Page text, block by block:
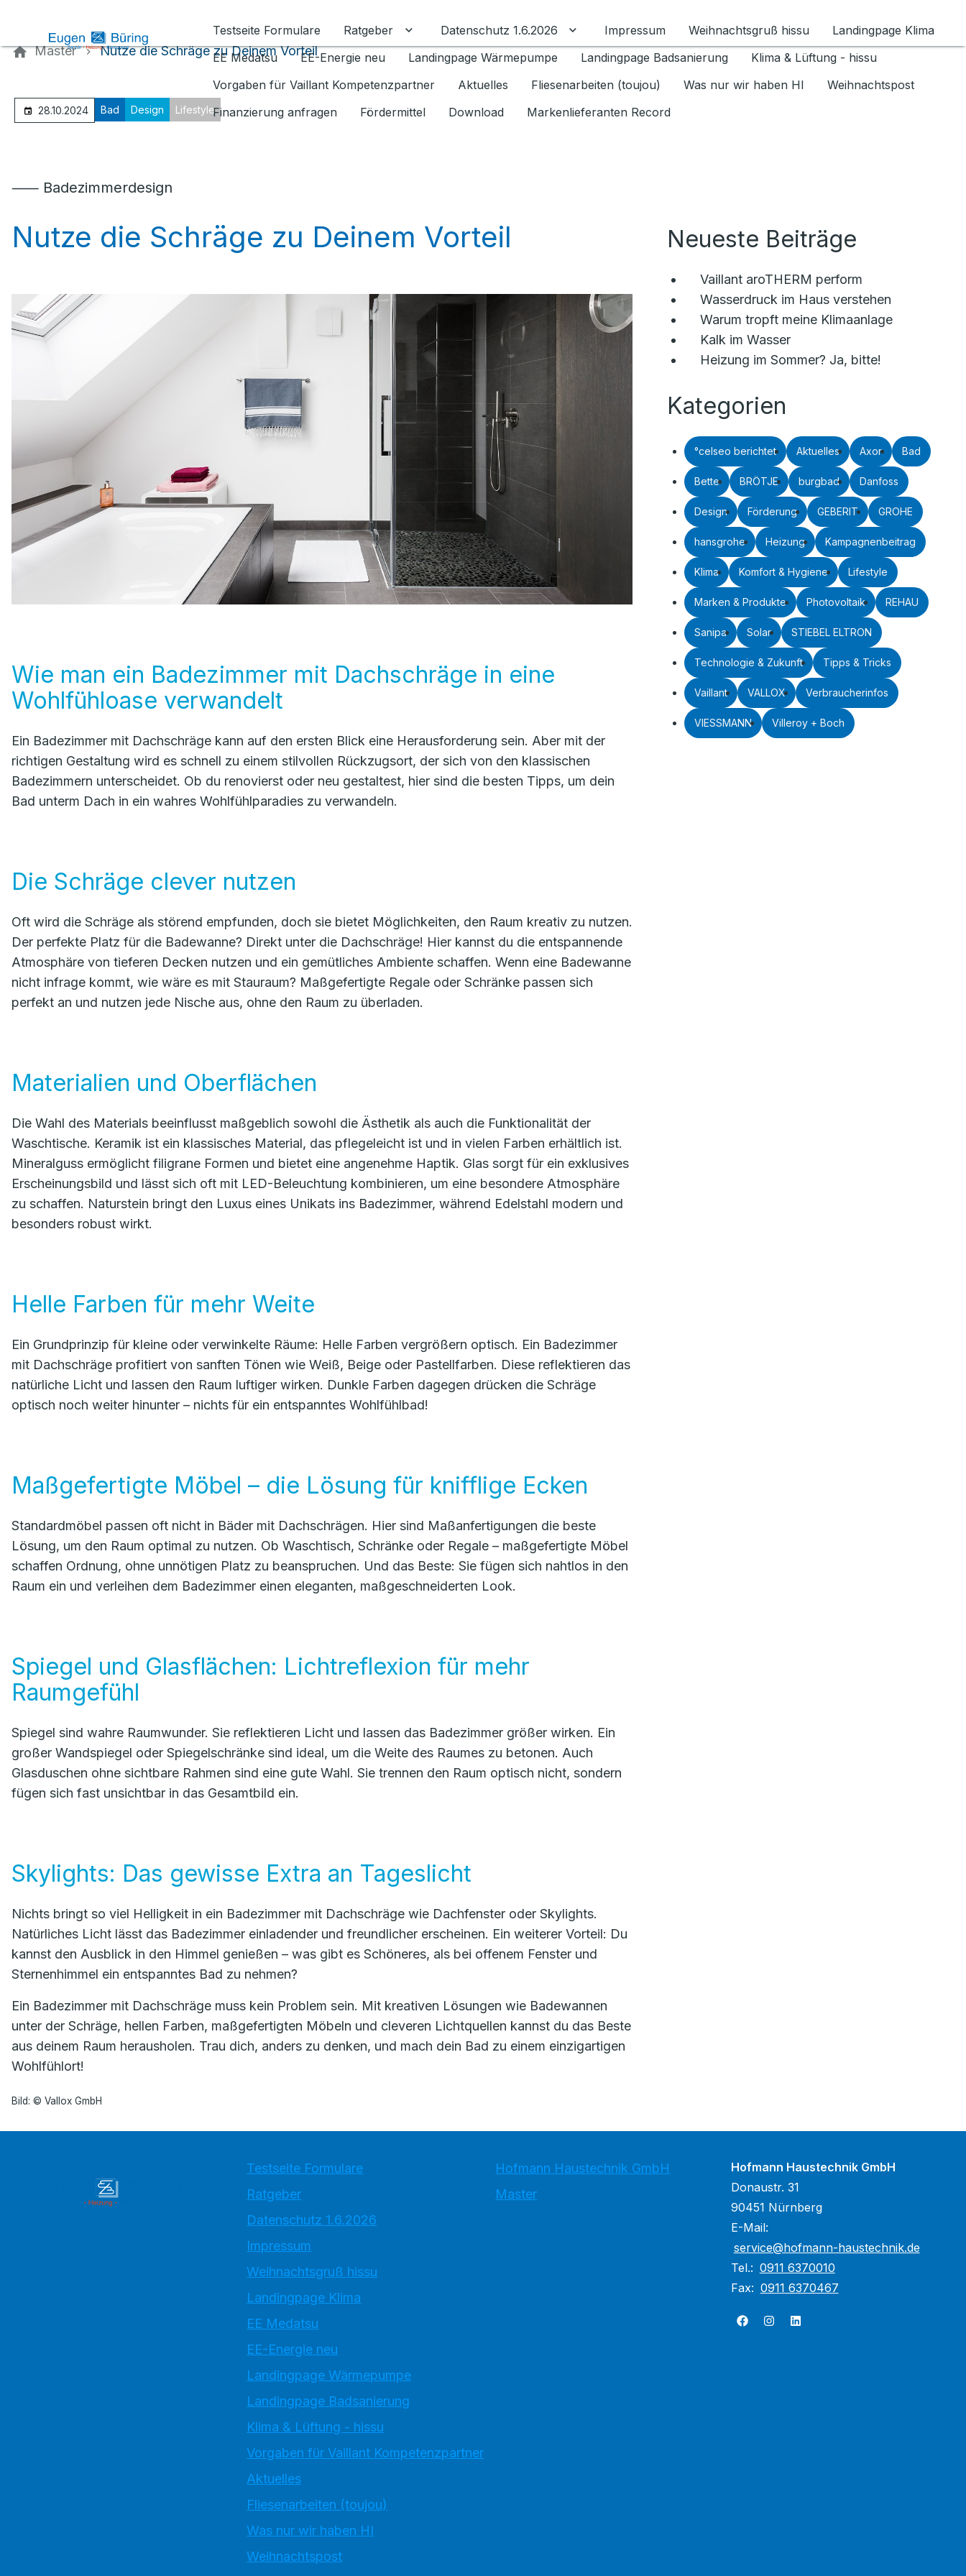
Testseite Formulare
Ratgeber Untermenü für Ratgeber umschalten
Datenschutz 1.6.2026 Untermenü für Datenschutz 1.6.2026 umschalten
Impressum Weihnachtsgruß hissu
Landingpage Klima
EE Medatsu
EE-Energie neu Landingpage Wärmepumpe Landingpage Badsanierung
Klima & Lüftung - hissu
Vorgaben für Vaillant Kompetenzpartner
Aktuelles Fliesenarbeiten (toujou) Was nur wir haben HI
Weihnachtspost
Finanzierung anfragen
Fördermittel Download Markenlieferanten Record
Master Nutze die Schräge zu Deinem Vorteil
28.10.2024 Bad Design Lifestyle
⸺ Badezimmerdesign
Nutze die Schräge zu Deinem Vorteil
Wie man ein Badezimmer mit Dachschräge in eine
Wohlfühloase verwandelt
Ein Badezimmer mit Dachschräge kann auf den ersten Blick eine Herausforderung sein. Aber mit der
richtigen Gestaltung wird es schnell zu einem stilvollen Rückzugsort, der sich von den klassischen
Badezimmern unterscheidet. Ob du renovierst oder neu gestaltest, hier sind die besten Tipps, um dein
Bad unterm Dach in ein wahres Wohlfühlparadies zu verwandeln.
Die Schräge clever nutzen
Oft wird die Schräge als störend empfunden, doch sie bietet Möglichkeiten, den Raum kreativ zu nutzen.
Der perfekte Platz für die Badewanne? Direkt unter die Dachschräge! Hier kannst du die entspannende
Atmosphäre von tieferen Decken nutzen und ein gemütliches Ambiente schaffen. Wenn eine Badewanne
nicht infrage kommt, wie wäre es mit Stauraum? Maßgefertigte Regale oder Schränke passen sich
perfekt an und nutzen jede Nische aus, ohne den Raum zu überladen.
Materialien und Oberflächen
Die Wahl des Materials beeinflusst maßgeblich sowohl die Ästhetik als auch die Funktionalität der
Waschtische. Keramik ist ein klassisches Material, das pflegeleicht ist und in vielen Farben erhältlich ist.
Mineralguss ermöglicht filigrane Formen und bietet eine angenehme Haptik. Glas sorgt für ein exklusives
Erscheinungsbild und lässt sich oft mit LED-Beleuchtung kombinieren, um eine besondere Atmosphäre
zu schaffen. Naturstein bringt den Luxus eines Unikats ins Badezimmer, während Edelstahl modern und
besonders robust wirkt.
Helle Farben für mehr Weite
Ein Grundprinzip für kleine oder verwinkelte Räume: Helle Farben vergrößern optisch. Ein Badezimmer
mit Dachschräge profitiert von sanften Tönen wie Weiß, Beige oder Pastellfarben. Diese reflektieren das
natürliche Licht und lassen den Raum luftiger wirken. Dunkle Farben dagegen drücken die Schräge
optisch noch weiter hinunter – nichts für ein entspanntes Wohlfühlbad!
Maßgefertigte Möbel – die Lösung für knifflige Ecken
Standardmöbel passen oft nicht in Bäder mit Dachschrägen. Hier sind Maßanfertigungen die beste
Lösung, um den Raum optimal zu nutzen. Ob Waschtisch, Schränke oder Regale – maßgefertigte Möbel
schaffen Ordnung, ohne unnötigen Platz zu beanspruchen. Und das Beste: Sie fügen sich nahtlos in den
Raum ein und verleihen dem Badezimmer einen eleganten, maßgeschneiderten Look.
Spiegel und Glasflächen: Lichtreflexion für mehr
Raumgefühl
Spiegel sind wahre Raumwunder. Sie reflektieren Licht und lassen das Badezimmer größer wirken. Ein
großer Wandspiegel oder Spiegelschränke sind ideal, um die Weite des Raumes zu betonen. Auch
Glasduschen ohne sichtbare Rahmen sind eine gute Wahl. Sie trennen den Raum optisch nicht, sondern
fügen sich fast unsichtbar in das Gesamtbild ein.
Skylights: Das gewisse Extra an Tageslicht
Nichts bringt so viel Helligkeit in ein Badezimmer mit Dachschräge wie Dachfenster oder Skylights.
Natürliches Licht lässt das Badezimmer einladender und freundlicher erscheinen. Ein weiterer Vorteil: Du
kannst den Ausblick in den Himmel genießen – was gibt es Schöneres, als bei offenem Fenster und
Sternenhimmel ein entspanntes Bad zu nehmen?
Ein Badezimmer mit Dachschräge muss kein Problem sein. Mit kreativen Lösungen wie Badewannen
unter der Schräge, hellen Farben, maßgefertigten Möbeln und cleveren Lichtquellen kannst du das Beste
aus deinem Raum herausholen. Trau dich, anders zu denken, und mach dein Bad zu einem einzigartigen
Wohlfühlort!
Bild: © Vallox GmbH
Neueste Beiträge
Vaillant aroTHERM perform
Wasserdruck im Haus verstehen
Warum tropft meine Klimaanlage
Kalk im Wasser
Heizung im Sommer? Ja, bitte!
Kategorien
°celseo berichtet Aktuelles Axor Bad
Bette BRÖTJE burgbad Danfoss
Design Förderung GEBERIT GROHE
hansgrohe Heizung Kampagnenbeitrag
Klima Komfort & Hygiene Lifestyle
Marken & Produkte Photovoltaik REHAU
Sanipa Solar STIEBEL ELTRON
Technologie & Zukunft Tipps & Tricks
Vaillant VALLOX Verbraucherinfos
VIESSMANN Villeroy + Boch
Testseite Formulare
Ratgeber
Datenschutz 1.6.2026
Impressum
Weihnachtsgruß hissu
Landingpage Klima
EE Medatsu
EE-Energie neu
Landingpage Wärmepumpe
Landingpage Badsanierung
Klima & Lüftung - hissu
Vorgaben für Vaillant Kompetenzpartner
Aktuelles
Fliesenarbeiten (toujou)
Was nur wir haben HI
Weihnachtspost
Hofmann Haustechnik GmbH
Master
Hofmann Haustechnik GmbH
Donaustr. 31
90451 Nürnberg
E-Mail:
service@hofmann-haustechnik.de
Tel.: 0911 6370010
Fax: 0911 6370467